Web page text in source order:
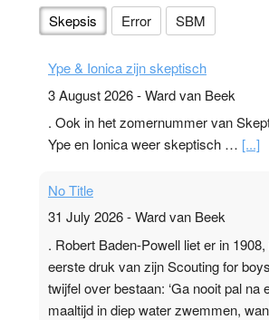
Skepsis Error SBM
Ype & Ionica zijn skeptisch
3 August 2026-Ward van Beek
. Ook in het zomernummer van
Ype en Ionica weer skeptisch … [...]
No Title
31 July 2026-Ward van Beek
. Robert Baden-Powell liet er in 1908,
eerste druk van zijn Scouting for
twijfel over bestaan: ‘Ga nooit pal na
maaltijd in diep water zwemmen,